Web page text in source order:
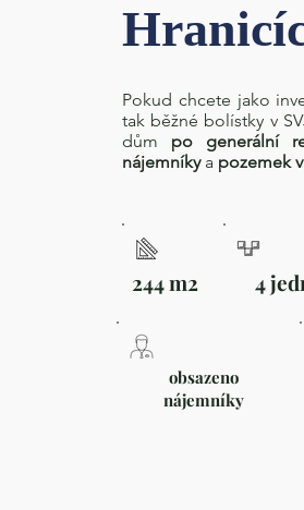
Pokud chcete jako
tak běžné bolístky v
dům po generální
nájemníkya pozemek
244 m2 4
obsazeno
nájemníky